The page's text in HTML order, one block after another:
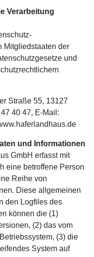
Verarbeitung
Mitgliedstaaten der
und
Straße 55, 13127
40 47, E-Mail:
und Informationen
GmbH erfasst mit
eine betroffene Person
Reihe von
Diese allgemeinen
den Logfiles des
können die (1)
(2) das vom
(3) die
System auf